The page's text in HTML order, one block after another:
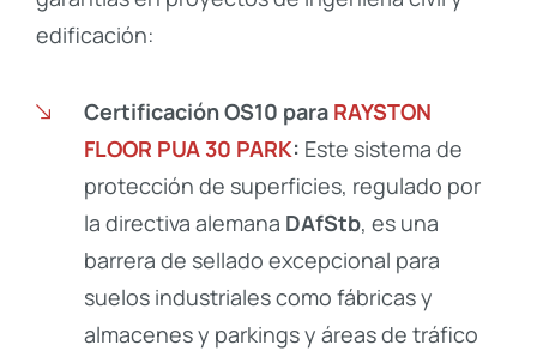
edificación:
Certificación OS10 para RAYSTON
FLOOR PUA 30 PARK: Este sistema de
protección de superficies, regulado por
la directiva alemana DAfStb, es una
barrera de sellado excepcional para
suelos industriales como fábricas y
almacenesy parkings y áreas de tráfico